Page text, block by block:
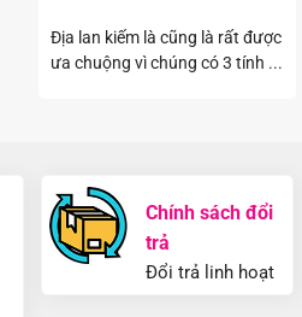
Địa lan kiếm là cũng là rất được
ưa chuộng vì chúng có 3 tính ...
Chính sách đổi
trả
Đổi trả linh hoạt